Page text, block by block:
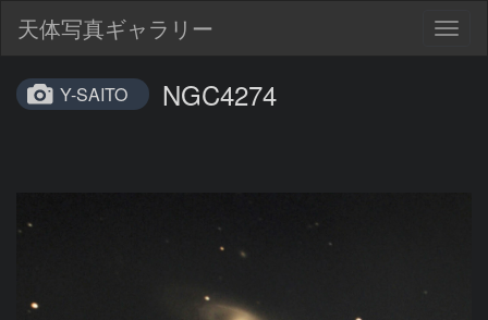
天体写真ギャラリー
Y-SAITO NGC4274